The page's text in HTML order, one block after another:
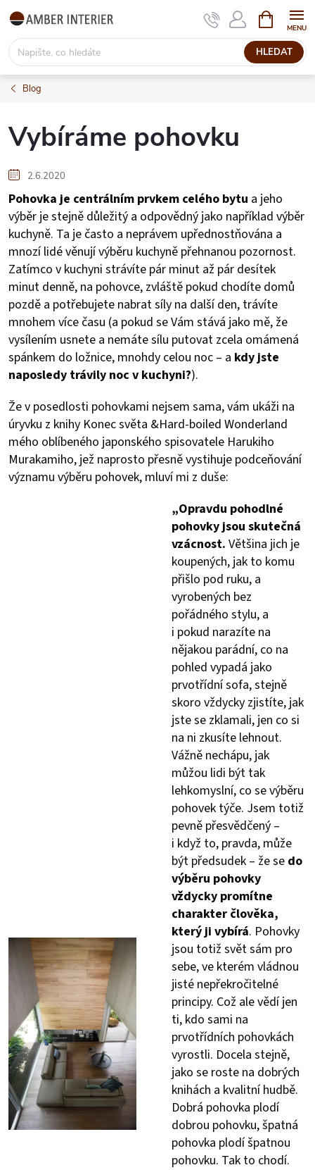
Přejít
obsah
HLEDAT
NÁKUPNÍ
KOŠÍK
Blog
Vybíráme pohovku
2.6.2020
Pohovka je centrálním prvkem celého bytu a jeho
výběr je stejně důležitý a odpovědný jako například výběr
kuchyně. Ta je často a neprávem upřednostňována a
mnozí lidé věnují výběru kuchyně přehnanou pozornost.
Zatímco v kuchyni strávíte pár minut až pár desítek
minut denně, na pohovce, zvláště pokud chodíte domů
pozdě a potřebujete nabrat síly na další den, trávíte
mnohem více času (a pokud se Vám stává jako mě, že
vysílením usnete a nemáte sílu putovat zcela omámená
spánkem do ložnice, mnohdy celou noc – a kdy jste
naposledy trávily noc v kuchyni?).
Že v posedlosti pohovkami nejsem sama, vám ukáži na
úryvku z knihy Konec světa &Hard-boiled Wonderland
mého oblíbeného japonského spisovatele Harukiho
Murakamiho, jež naprosto přesně vystihuje podceňování
významu výběru pohovek, mluví mi z duše:
„Opravdu pohodlné
pohovky jsou skutečná
vzácnost. Většina jich je
koupených, jak to komu
přišlo pod ruku, a
vyrobených bez
pořádného stylu, a
i pokud narazíte na
nějakou parádní, co na
pohled vypadá jako
prvotřídní sofa, stejně
skoro vždycky zjistíte, jak
jste se zklamali, jen co si
na ni zkusíte lehnout.
Vážně nechápu, jak
můžou lidi být tak
lehkomyslní, co se výběru
pohovek týče. Jsem totiž
pevně přesvědčený –
i když to, pravda, může
být předsudek – že se do
výběru pohovky
vždycky promítne
charakter člověka,
který ji vybírá. Pohovky
jsou totiž svět sám pro
sebe, ve kterém vládnou
jisté nepřekročitelné
principy. Což ale vědí jen
ti, kdo sami na
prvotřídních pohovkách
vyrostli. Docela stejně,
jako se roste na dobrých
knihách a kvalitní hudbě.
Dobrá pohovka plodí
dobrou pohovku, špatná
pohovka plodí špatnou
pohovku. Tak to chodí.